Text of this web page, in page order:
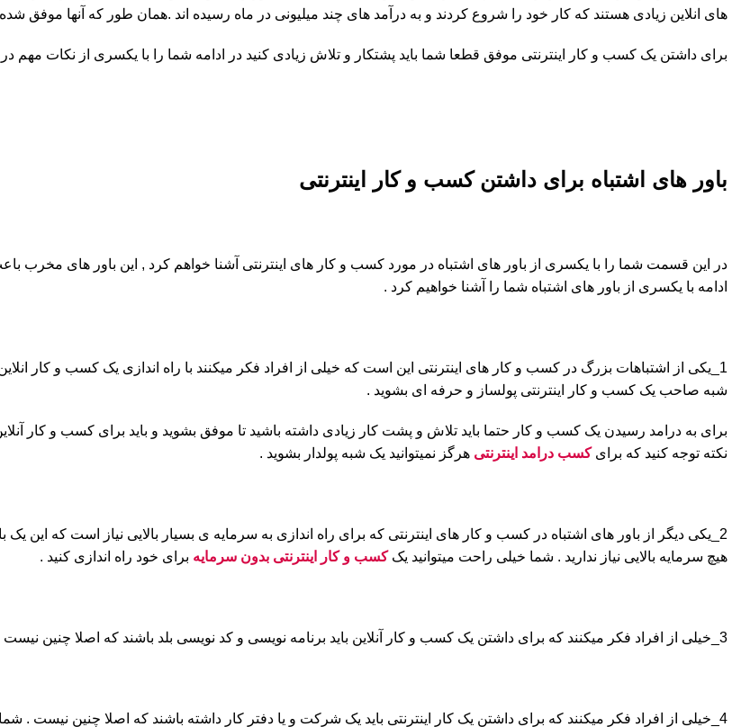
های انلاین زیادی هستند که کار خود را شروع کردند و به درآمد های چند میلیونی در ماه رسیده اند .همان طور که آنها موفق
برای داشتن یک کسب و کار اینترنتی موفق قطعا شما باید پشتکار و تلاش زیادی کنید در ادامه شما را با یکسری از نکات مهم در
باور های اشتباه برای داشتن کسب و کار اینترنتی
در این قسمت شما را با یکسری از باور های اشتباه در مورد کسب و کار های اینترنتی آشنا خواهم کرد , این باور های
ادامه با یکسری از باور های اشتباه شما را آشنا خواهیم کرد .
1_یکی از اشتباهات بزرگ در کسب و کار های اینترنتی این است که خیلی از افراد فکر میکنند با راه اندازی یک کسب و کار
شبه صاحب یک کسب و کار اینترنتی پولساز و حرفه ای بشوید .
برای به درامد رسیدن یک کسب و کار حتما باید تلاش و پشت کار زیادی داشته باشید تا موفق بشوید و باید برای کسب و کار
نکته توجه کنید که برایکسب درامد اینترنتی هرگز نمیتوانید یک شبه پولدار بشوید .
2_یکی دیگر از باور های اشتباه در کسب و کار های اینترنتی که برای راه اندازی به سرمایه ی بسیار بالایی نیاز است که این
هیچ سرمایه بالایی نیاز ندارید . شما خیلی راحت میتوانید یککسب و کار اینترنتی بدون سرمایه برای خود راه اندازی کنید .
3_خیلی از افراد فکر میکنند که برای داشتن یک کسب و کار آنلاین باید برنامه نویسی و کد نویسی بلد باشند که اصلا چنین نیست . نیازی نیست برنامه نویس باشید و یا حتی رشته تحصیلی شما کامپیوتر باشد .
4_خیلی از افراد فکر میکنند که برای داشتن یک کار اینترنتی باید یک شرکت و یا دفتر کار داشته باشند که اصلا چنین نیست . شما خیلی راحت میتوانید یک